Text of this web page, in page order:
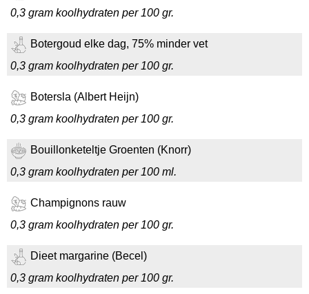
0,3 gram koolhydraten per 100 gr.
Botergoud elke dag, 75% minder vet
0,3 gram koolhydraten per 100 gr.
Botersla (Albert Heijn)
0,3 gram koolhydraten per 100 gr.
Bouillonketeltje Groenten (Knorr)
0,3 gram koolhydraten per 100 ml.
Champignons rauw
0,3 gram koolhydraten per 100 gr.
Dieet margarine (Becel)
0,3 gram koolhydraten per 100 gr.